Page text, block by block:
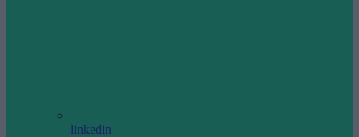
linkedin